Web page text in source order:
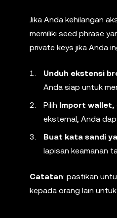
Jika Anda kehilangan
memiliki seed phrase
private keys jika Anda
Unduh ekstensi
Anda siap untuk
Pilih Import wallet,
eksternal, Anda
Buat kata sandi
lapisan keamanan
Catatan: pastikan
kepada orang lain